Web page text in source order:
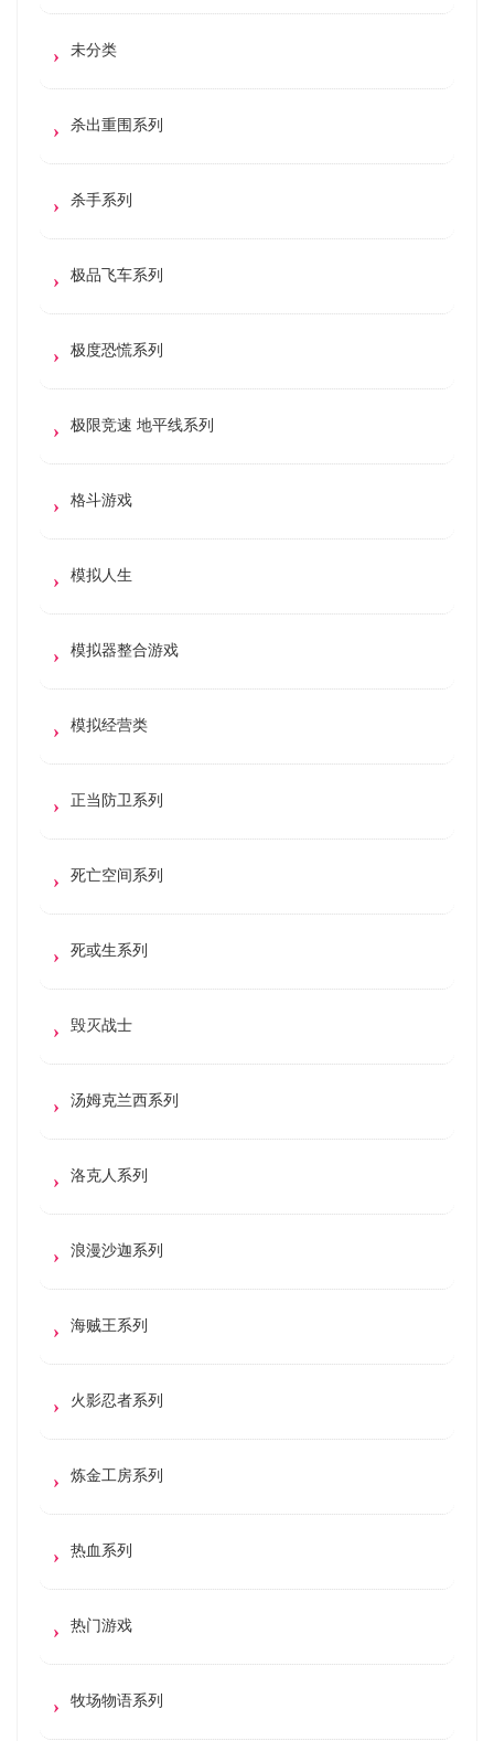
未分类
杀出重围系列
杀手系列
极品飞车系列
极度恐慌系列
极限竞速 地平线系列
格斗游戏
模拟人生
模拟器整合游戏
模拟经营类
正当防卫系列
死亡空间系列
死或生系列
毁灭战士
汤姆克兰西系列
洛克人系列
浪漫沙迦系列
海贼王系列
火影忍者系列
炼金工房系列
热血系列
热门游戏
牧场物语系列